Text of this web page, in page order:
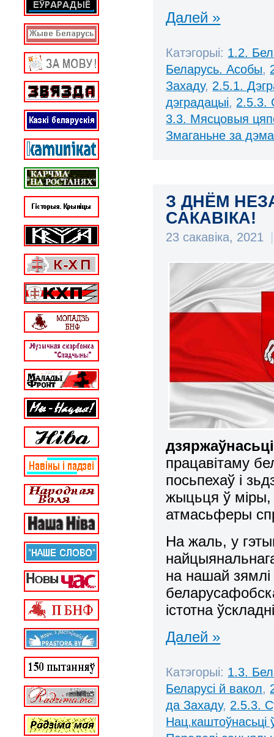
Далей »
Катэгорыі: 1.2.
Беларусь. Асобы,
Захаду, 2.5.1.
дэградацыі, 2.5.3.
3.3. Мясцовыя
Змаганьне за
З ДНЁМ
САКАВІКА!
23 сакавіка, 2021
дзяржаўнасьці
працавітаму
посьпехаў і
жыцьця ў міры,
атмасьферы
На жаль, у
на нашай
істотна
Далей »
Катэгорыі: 1.3.
Беларусі й вакол,
да Захаду, 2.5.3.
Нац.каштоўнасьці